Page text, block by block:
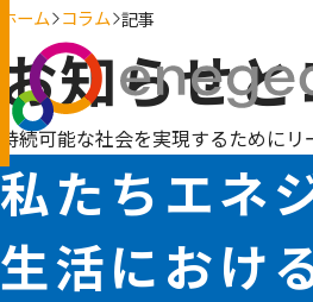
ホーム コラム 記事
お知らせ
持続可能な社会を実現するために
私たちエネ
生活におけ